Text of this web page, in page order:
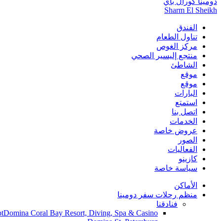
Sharm El Sheikh
الفندق
تناول الطعام
مركز الغوص
منتجع إليسير الصحي
الشاطئ
موقع
موقع
البارات
استمتع
اتصل بنا
الخدمات
عروض خاصة
الصور
الفعاليات
كازينو
سياسة خاصة
الأماكن
منظم رحلات سفر دومينا
فنادقنا
Domina Coral Bay Resort, Diving, Spa & Casino